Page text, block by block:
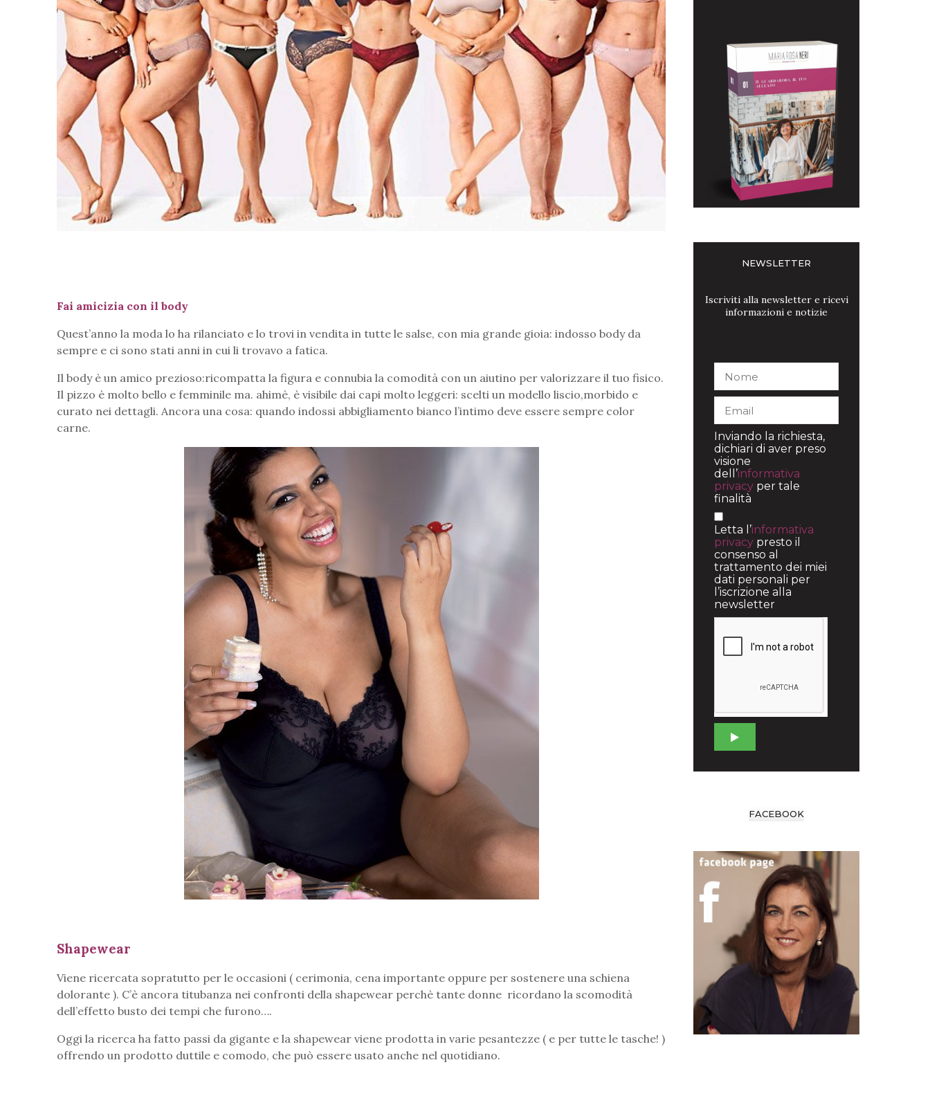
Fai amicizia con il body
Quest’anno la moda lo ha rilanciato e lo trovi in vendita in tutte le salse, con mia grande gioia: indosso body da
sempre e ci sono stati anni in cui li trovavo a fatica.
Il body è un amico prezioso:ricompatta la figura e connubia la comodità con un aiutino per valorizzare il tuo fisico.
Il pizzo è molto bello e femminile ma. ahimè, è visibile dai capi molto leggeri: scelti un modello liscio,morbido e
curato nei dettagli. Ancora una cosa: quando indossi abbigliamento bianco l’intimo deve essere sempre color
carne.
Shapewear
Viene ricercata sopratutto per le occasioni ( cerimonia, cena importante oppure per sostenere una schiena
dolorante ). C’è ancora titubanza nei confronti della shapewear perchè tante donne ricordano la scomodità
dell’effetto busto dei tempi che furono….
Oggi la ricerca ha fatto passi da gigante e la shapewear viene prodotta in varie pesantezze ( e per tutte le tasche! )
offrendo un prodotto duttile e comodo, che può essere usato anche nel quotidiano.
NEWSLETTER
Iscriviti alla newsletter e ricevi
informazioni e notizie
Inviando la richiesta,
dichiari di aver preso
visione
dell’informativa
privacy per tale
finalità
Letta l’informativa
privacy presto il
consenso al
trattamento dei miei
dati personali per
l’iscrizione alla
newsletter
FACEBOOK